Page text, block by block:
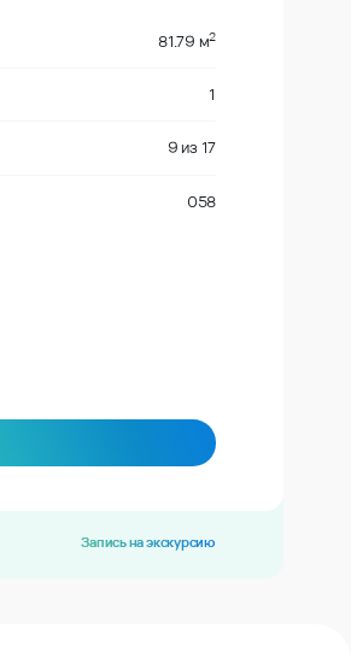
81.79 м2
1
9 из 17
058
Запись на экскурсию